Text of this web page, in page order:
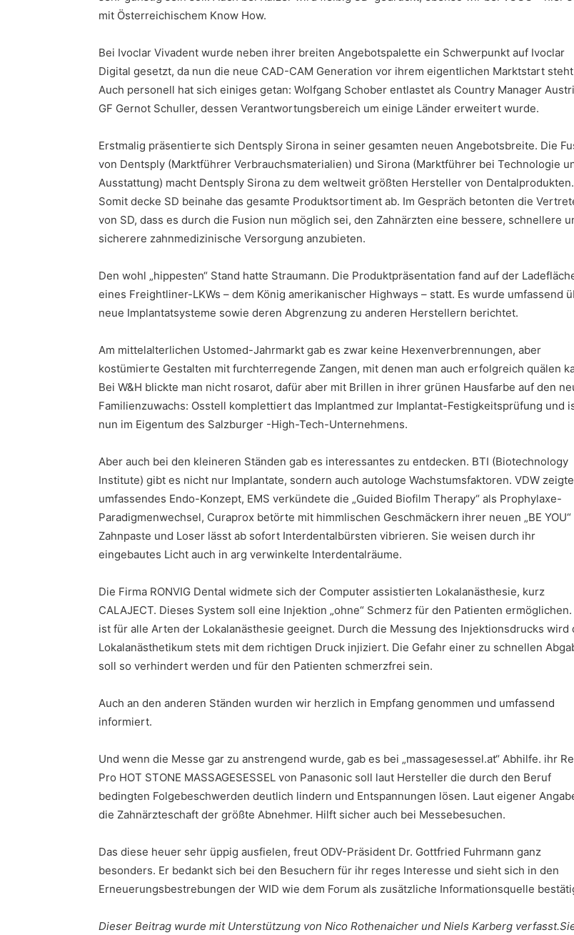
mit Österreichischem Know How.
Bei Ivoclar Vivadent wurde neben ihrer breiten Angebotspalette ein Schwerpunkt auf Ivoclar
Digital gesetzt, da nun die neue CAD-CAM Generation vor ihrem eigentlichen Marktstart
Auch personell hat sich einiges getan: Wolfgang Schober entlastet als Country Manager
GF Gernot Schuller, dessen Verantwortungsbereich um einige Länder erweitert wurde.
Erstmalig präsentierte sich Dentsply Sirona in seiner gesamten neuen Angebotsbreite. Die
von Dentsply (Marktführer Verbrauchsmaterialien) und Sirona (Marktführer bei Technologie
Ausstattung) macht Dentsply Sirona zu dem weltweit größten Hersteller von Dentalprodukten.
Somit decke SD beinahe das gesamte Produktsortiment ab. Im Gespräch betonten die
von SD, dass es durch die Fusion nun möglich sei, den Zahnärzten eine bessere, schnellere
sicherere zahnmedizinische Versorgung anzubieten.
Den wohl „hippesten“ Stand hatte Straumann. Die Produktpräsentation fand auf der
eines Freightliner-LKWs – dem König amerikanischer Highways – statt. Es wurde umfassend
neue Implantatsysteme sowie deren Abgrenzung zu anderen Herstellern berichtet.
Am mittelalterlichen Ustomed-Jahrmarkt gab es zwar keine Hexenverbrennungen, aber
kostümierte Gestalten mit furchterregende Zangen, mit denen man auch erfolgreich quälen
Bei W&H blickte man nicht rosarot, dafür aber mit Brillen in ihrer grünen Hausfarbe auf den
Familienzuwachs: Osstell komplettiert das Implantmed zur Implantat-Festigkeitsprüfung und
nun im Eigentum des Salzburger -High-Tech-Unternehmens.
Aber auch bei den kleineren Ständen gab es interessantes zu entdecken. BTI (Biotechnology
Institute) gibt es nicht nur Implantate, sondern auch autologe Wachstumsfaktoren. VDW
umfassendes Endo-Konzept, EMS verkündete die „Guided Biofilm Therapy“ als Prophylaxe-
Paradigmenwechsel, Curaprox betörte mit himmlischen Geschmäckern ihrer neuen „BE YOU“
Zahnpaste und Loser lässt ab sofort Interdentalbürsten vibrieren. Sie weisen durch ihr
eingebautes Licht auch in arg verwinkelte Interdentalräume.
Die Firma RONVIG Dental widmete sich der Computer assistierten Lokalanästhesie, kurz
CALAJECT. Dieses System soll eine Injektion „ohne“ Schmerz für den Patienten ermöglichen.
ist für alle Arten der Lokalanästhesie geeignet. Durch die Messung des Injektionsdrucks wird
Lokalanästhetikum stets mit dem richtigen Druck injiziert. Die Gefahr einer zu schnellen
soll so verhindert werden und für den Patienten schmerzfrei sein.
Auch an den anderen Ständen wurden wir herzlich in Empfang genommen und umfassend
informiert.
Und wenn die Messe gar zu anstrengend wurde, gab es bei „massagesessel.at“ Abhilfe. ihr
Pro HOT STONE MASSAGESESSEL von Panasonic soll laut Hersteller die durch den Beruf
bedingten Folgebeschwerden deutlich lindern und Entspannungen lösen. Laut eigener
die Zahnärzteschaft der größte Abnehmer. Hilft sicher auch bei Messebesuchen.
Das diese heuer sehr üppig ausfielen, freut ODV-Präsident Dr. Gottfried Fuhrmann ganz
besonders. Er bedankt sich bei den Besuchern für ihr reges Interesse und sieht sich in den
Erneuerungsbestrebungen der WID wie dem Forum als zusätzliche Informationsquelle
Dieser Beitrag wurde mit Unterstützung von Nico Rothenaicher und Niels Karberg